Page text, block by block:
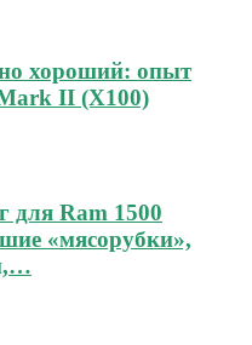
хороший: опыт
II (Х100)
для Ram 1500
«мясорубки»,